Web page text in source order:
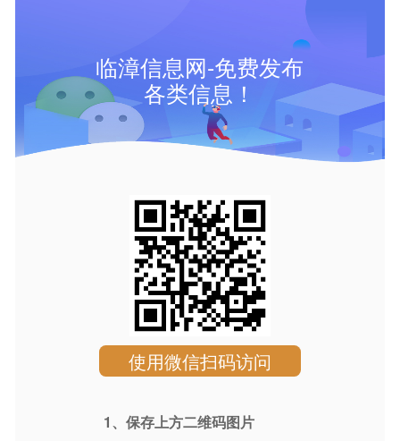
临漳信息网-免费发布
各类信息！
使用微信扫码访问
1、保存上方二维码图片